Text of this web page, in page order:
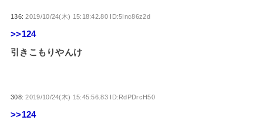
136:2019/10/24(木) 15:18:42.80 ID:5Inc86z2d
>>124
引きこもりやんけ
308:2019/10/24(木) 15:45:56.83 ID:RdPDrcH50
>>124